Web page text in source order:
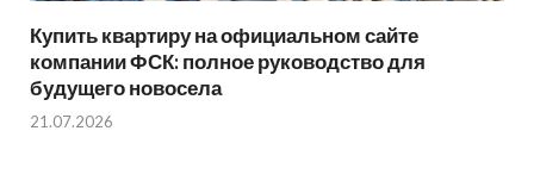
Купить квартиру на официальном сайте
компании ФСК: полное руководство для
будущего новосела
21.07.2026